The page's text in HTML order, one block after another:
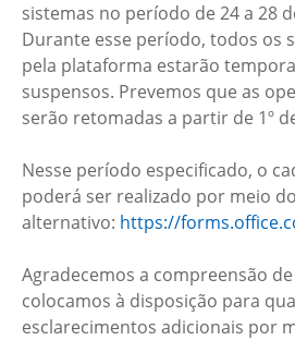
sistemas no período de 24 a 28
Durante esse período, todos os
pela plataforma estarão
suspensos. Prevemos que as
serão retomadas a partir de 1º
Nesse período especificado, o
poderá ser realizado por meio
alternativo: https://
Agradecemos a compreensão
colocamos à disposição para
esclarecimentos adicionais por